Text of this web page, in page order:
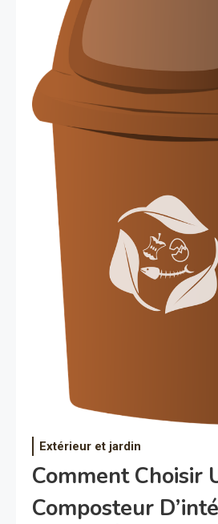
Extérieur et jardin
Comment Choisir
Composteur